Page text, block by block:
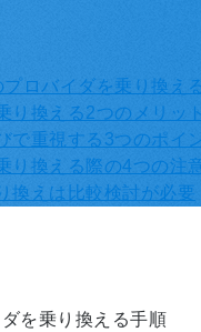
プロバイダを乗り換え
り換える2つのメリット
で重視する3つのポイ
り換える際の4つの注
換えは比較検討が必要
を乗り換える手順